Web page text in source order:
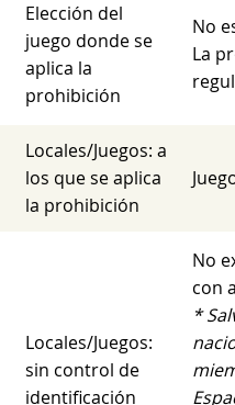
Elección del
juego donde se
aplica la
prohibición
No
La
Locales/Juegos: a
los que se aplica
la prohibición
Locales/Juegos:
sin control de
identificación
No
con
*